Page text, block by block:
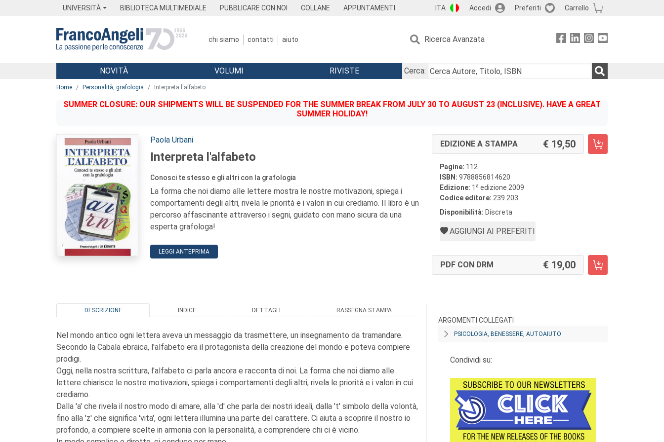
UNIVERSITÀ BIBLIOTECA MULTIMEDIALE PUBBLICARE CON NOI COLLANE APPUNTAMENTI ITA Accedi Preferiti Carrello
chi siamo contatti aiuto Ricerca Avanzata
Menu
NOVITÀ VOLUMI RIVISTE
Cerca:
Home Personalità, grafologia Interpreta l'alfabeto
SUMMER CLOSURE: OUR SHIPMENTS WILL BE SUSPENDED FOR THE SUMMER BREAK FROM JULY 30 TO AUGUST 23 (INCLUSIVE). HAVE A GREAT
SUMMER HOLIDAY!
Autori:
Paola Urbani
Interpreta l'alfabeto
Conosci te stesso e gli altri con la grafologia
La forma che noi diamo alle lettere mostra le nostre motivazioni, spiega i
comportamenti degli altri, rivela le priorità e i valori in cui crediamo. Il libro è un
percorso affascinante attraverso i segni, guidato con mano sicura da una
esperta grafologa!
LEGGI ANTEPRIMA
EDIZIONE A STAMPA 19,50
Pagine: 112
ISBN: 9788856814620
Edizione: 1 a edizione 2009
Codice editore: 239.203
Disponibilità: Discreta
AGGIUNGI AI PREFERITI
PDF CON DRM 19,00
DESCRIZIONE INDICE DETTAGLI RASSEGNA STAMPA
Nel mondo antico ogni lettera aveva un messaggio da trasmettere, un insegnamento da tramandare.
Secondo la Cabala ebraica, l'alfabeto era il protagonista della creazione del mondo e poteva compiere
prodigi.
Oggi, nella nostra scrittura, l'alfabeto ci parla ancora e racconta di noi. La forma che noi diamo alle
lettere chiarisce le nostre motivazioni, spiega i comportamenti degli altri, rivela le priorità e i valori in cui
crediamo.
Dalla 'a' che rivela il nostro modo di amare, alla 'd' che parla dei nostri ideali, dalla 't' simbolo della volontà,
fino alla 'z' che significa 'vita', ogni lettera illumina una parte del carattere. Ci aiuta a scoprire il nostro io
profondo, a compiere scelte in armonia con la personalità, a comprendere chi ci è vicino.
ARGOMENTI COLLEGATI
PSICOLOGIA, BENESSERE, AUTOAIUTO
Condividi su: